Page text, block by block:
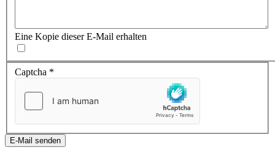
Eine Kopie dieser E-Mail erhalten
Captcha *
E-Mail senden